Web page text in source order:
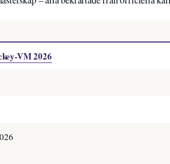
VM 2026